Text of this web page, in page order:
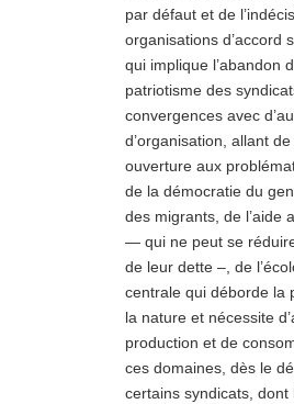
par défaut et de
organisations d’accord
qui implique l’abandon
patriotisme des
convergences avec
d’organisation, allant
ouverture aux
de la démocratie du
des migrants, de l’aide
— qui ne peut se
de leur dette –, de
centrale qui déborde la
la nature et nécessite
production et de
ces domaines, dès le
certains syndicats, dont